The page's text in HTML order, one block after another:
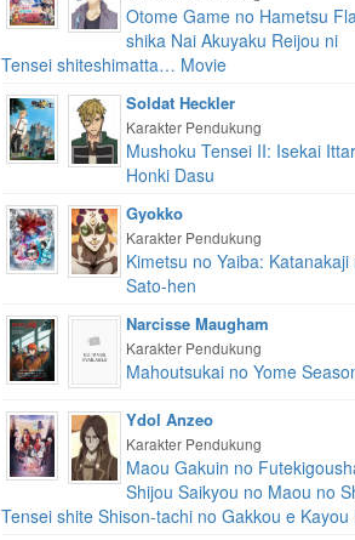
Otome Game no Hametsu
shika Nai Akuyaku Reijou ni
Tensei shiteshimatta… Movie
Soldat Heckler
Karakter Pendukung
Mushoku Tensei II: Isekai
Honki Dasu
Gyokko
Karakter Pendukung
Kimetsu no Yaiba: Katanakaji
Sato-hen
Narcisse Maugham
Karakter Pendukung
Mahoutsukai no Yome
Ydol Anzeo
Karakter Pendukung
Maou Gakuin no
Shijou Saikyou no Maou no
Tensei shite Shison-tachi no Gakkou e Kayou